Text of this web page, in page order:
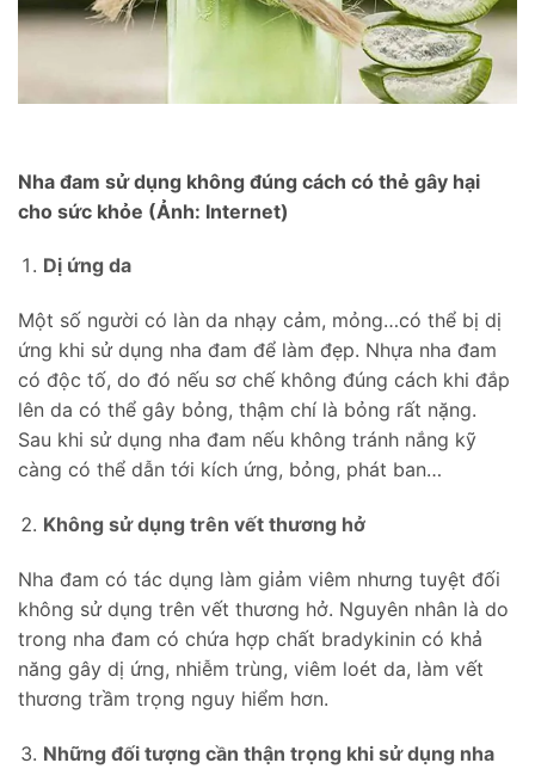
Nha đam sử dụng không đúng cách có thẻ gây hại
cho sức khỏe (Ảnh: Internet)
Dị ứng da
Một số người có làn da nhạy cảm, mỏng…có thể bị dị
ứng khi sử dụng nha đam để làm đẹp. Nhựa nha đam
có độc tố, do đó nếu sơ chế không đúng cách khi đắp
lên da có thể gây bỏng, thậm chí là bỏng rất nặng.
Sau khi sử dụng nha đam nếu không tránh nắng kỹ
càng có thể dẫn tới kích ứng, bỏng, phát ban…
Không sử dụng trên vết thương hở
Nha đam có tác dụng làm giảm viêm nhưng tuyệt đối
không sử dụng trên vết thương hở. Nguyên nhân là do
trong nha đam có chứa hợp chất bradykinin có khả
năng gây dị ứng, nhiễm trùng, viêm loét da, làm vết
thương trầm trọng nguy hiểm hơn.
Những đối tượng cần thận trọng khi sử dụng nha